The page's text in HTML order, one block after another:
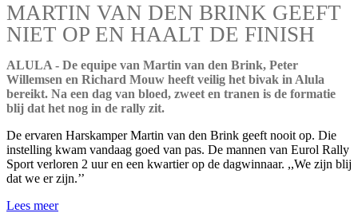
MARTIN VAN DEN BRINK GEEFT
NIET OP EN HAALT DE FINISH
ALULA - De equipe van Martin van den Brink, Peter
Willemsen en Richard Mouw heeft veilig het bivak in Alula
bereikt. Na een dag van bloed, zweet en tranen is de formatie
blij dat het nog in de rally zit.
De ervaren Harskamper Martin van den Brink geeft nooit op. Die
instelling kwam vandaag goed van pas. De mannen van Eurol Rally
Sport verloren 2 uur en een kwartier op de dagwinnaar. ,,We zijn blij
dat we er zijn.’’
Lees meer